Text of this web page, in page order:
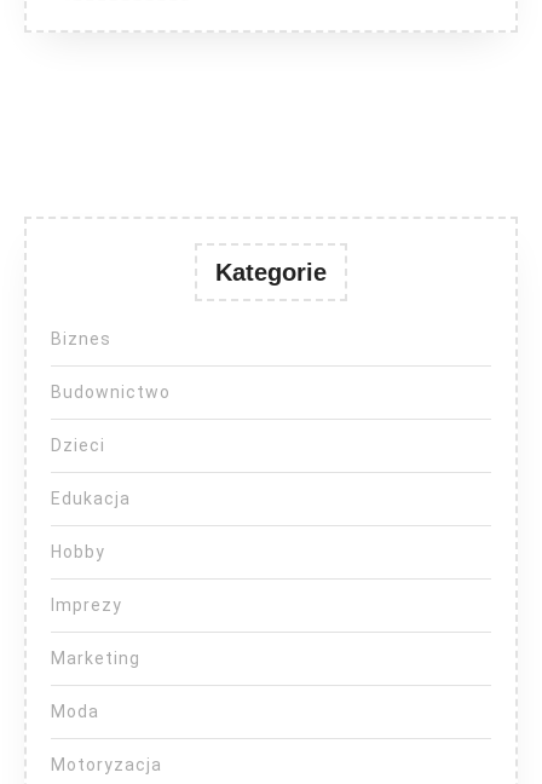
Kategorie
Biznes
Budownictwo
Dzieci
Edukacja
Hobby
Imprezy
Marketing
Moda
Motoryzacja